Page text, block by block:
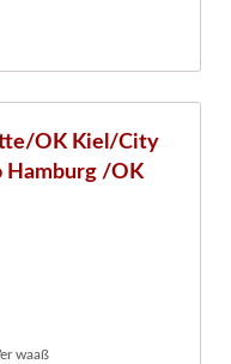
OK Kiel/City
Hamburg /OK
waaß